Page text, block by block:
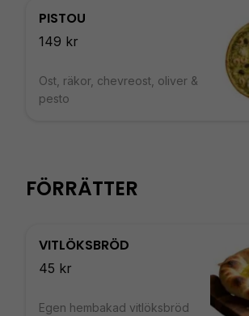
PISTOU
149 kr
Ost, räkor, chevreost, oliver &
pesto
FÖRRÄTTER
VITLÖKSBRÖD
45 kr
Egen hembakad vitlöksbröd